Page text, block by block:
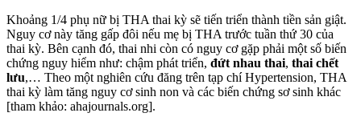
Khoảng 1/4 phụ nữ bị THA thai kỳ sẽ tiến triển thành tiền sản giật.
Nguy cơ này tăng gấp đôi nếu mẹ bị THA trước tuần thứ 30 của
thai kỳ. Bên cạnh đó, thai nhi còn có nguy cơ gặp phải một số biến
chứng nguy hiểm như: chậm phát triển, đứt nhau thai, thai chết
lưu,… Theo một nghiên cứu đăng trên tạp chí Hypertension, THA
thai kỳ làm tăng nguy cơ sinh non và các biến chứng sơ sinh khác
[tham khảo: ahajournals.org].